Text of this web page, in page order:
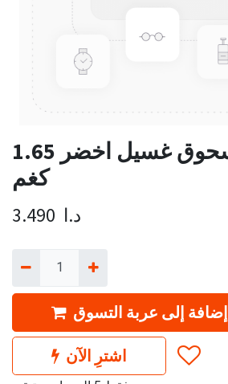
الجزيرة مسحوق غسيل اخضر 1.65
كغم
3.490 د.ا
إضافة إلى عربة التسوق
اشترِ الآن